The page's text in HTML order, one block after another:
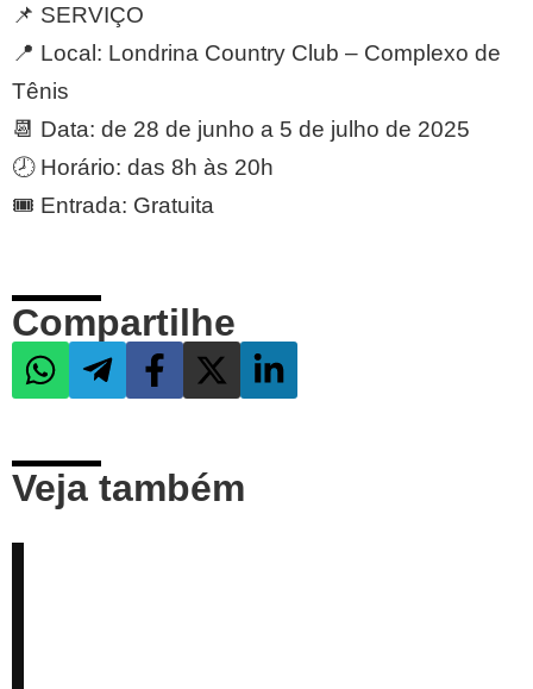
📌 SERVIÇO
📍 Local: Londrina Country Club – Complexo de
Tênis
📆 Data: de 28 de junho a 5 de julho de 2025
🕗 Horário: das 8h às 20h
🎟 Entrada: Gratuita
Compartilhe
Veja também